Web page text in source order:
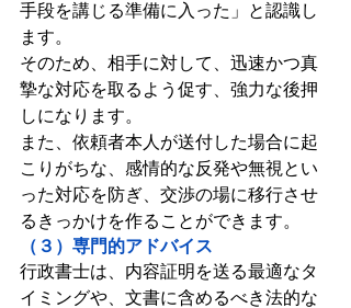
手段を講じる準備に入った」と認識し
ます。
そのため、相手に対して、迅速かつ真
摯な対応を取るよう促す、強力な後押
しになります。
また、依頼者本人が送付した場合に起
こりがちな、感情的な反発や無視とい
った対応を防ぎ、交渉の場に移行させ
るきっかけを作ることができます。
（３）専門的アドバイス
行政書士は、内容証明を送る最適なタ
イミングや、文書に含めるべき法的な